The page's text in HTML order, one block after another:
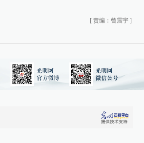
[ 责编：曾震宇 ]